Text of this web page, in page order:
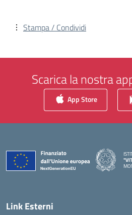
Stampa / Condividi
Scarica la nostra
App Store
Link Esterni